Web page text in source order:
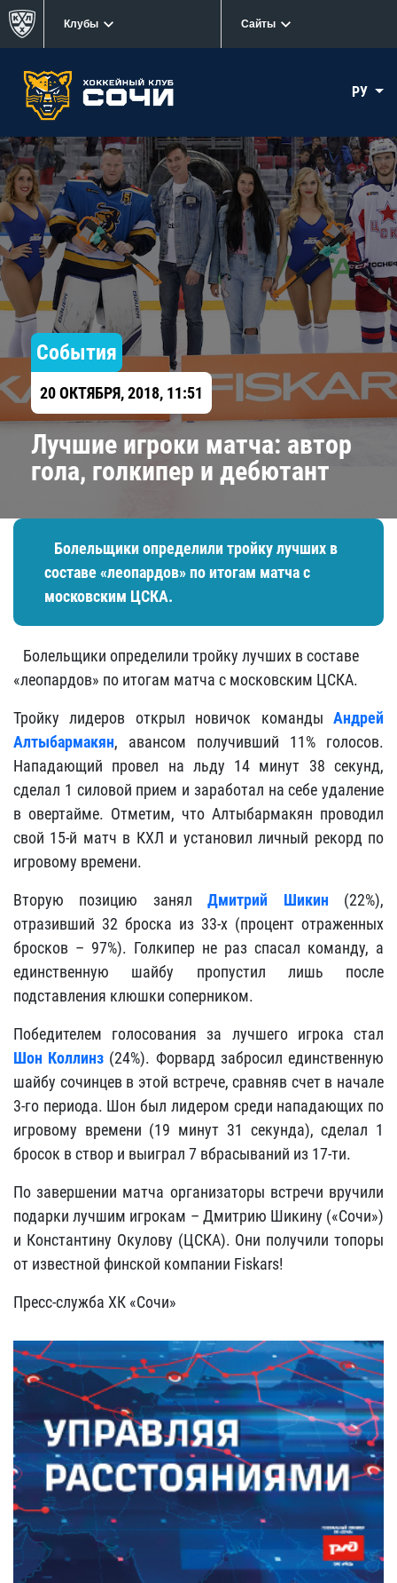
Клубы Сайты
РУ
События
20 ОКТЯБРЯ, 2018, 11:51
Лучшие игроки матча: автор
гола, голкипер и дебютант
Болельщики определили тройку лучших в
составе «леопардов» по итогам матча с
московским ЦСКА.
Болельщики определили тройку лучших в составе
«леопардов» по итогам матча с московским ЦСКА.
Тройку лидеров открыл новичок команды Андрей
Алтыбармакян, авансом получивший 11% голосов.
Нападающий провел на льду 14 минут 38 секунд,
сделал 1 силовой прием и заработал на себе удаление
в овертайме. Отметим, что Алтыбармакян проводил
свой 15-й матч в КХЛ и установил личный рекорд по
игровому времени.
Вторую позицию занялДмитрий Шикин (22%),
отразивший 32 броска из 33-х (процент отраженных
бросков – 97%). Голкипер не раз спасал команду, а
единственную шайбу пропустил лишь после
подставления клюшки соперником.
Победителем голосования за лучшего игрока стал
Шон Коллинз (24%). Форвард забросил единственную
шайбу сочинцев в этой встрече, сравняв счет в начале
3-го периода. Шон был лидером среди нападающих по
игровому времени (19 минут 31 секунда), сделал 1
бросок в створ и выиграл 7 вбрасываний из 17-ти.
По завершении матча организаторы встречи вручили
подарки лучшим игрокам – Дмитрию Шикину («Сочи»)
и Константину Окулову (ЦСКА). Они получили топоры
от известной финской компании Fiskars!
Пресс-служба ХК «Сочи»